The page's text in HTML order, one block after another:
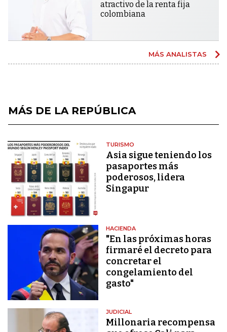
atractivo de la renta fija
colombiana
MÁS ANALISTAS
MÁS DE LA REPÚBLICA
TURISMO
Asia sigue teniendo los
pasaportes más
poderosos, lidera
Singapur
HACIENDA
"En las próximas horas
firmaré el decreto para
concretar el
congelamiento del
gasto"
JUDICIAL
Millonaria recompensa